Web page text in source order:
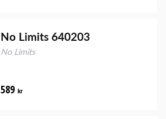
No Limits 640203
No Limits
589 kr